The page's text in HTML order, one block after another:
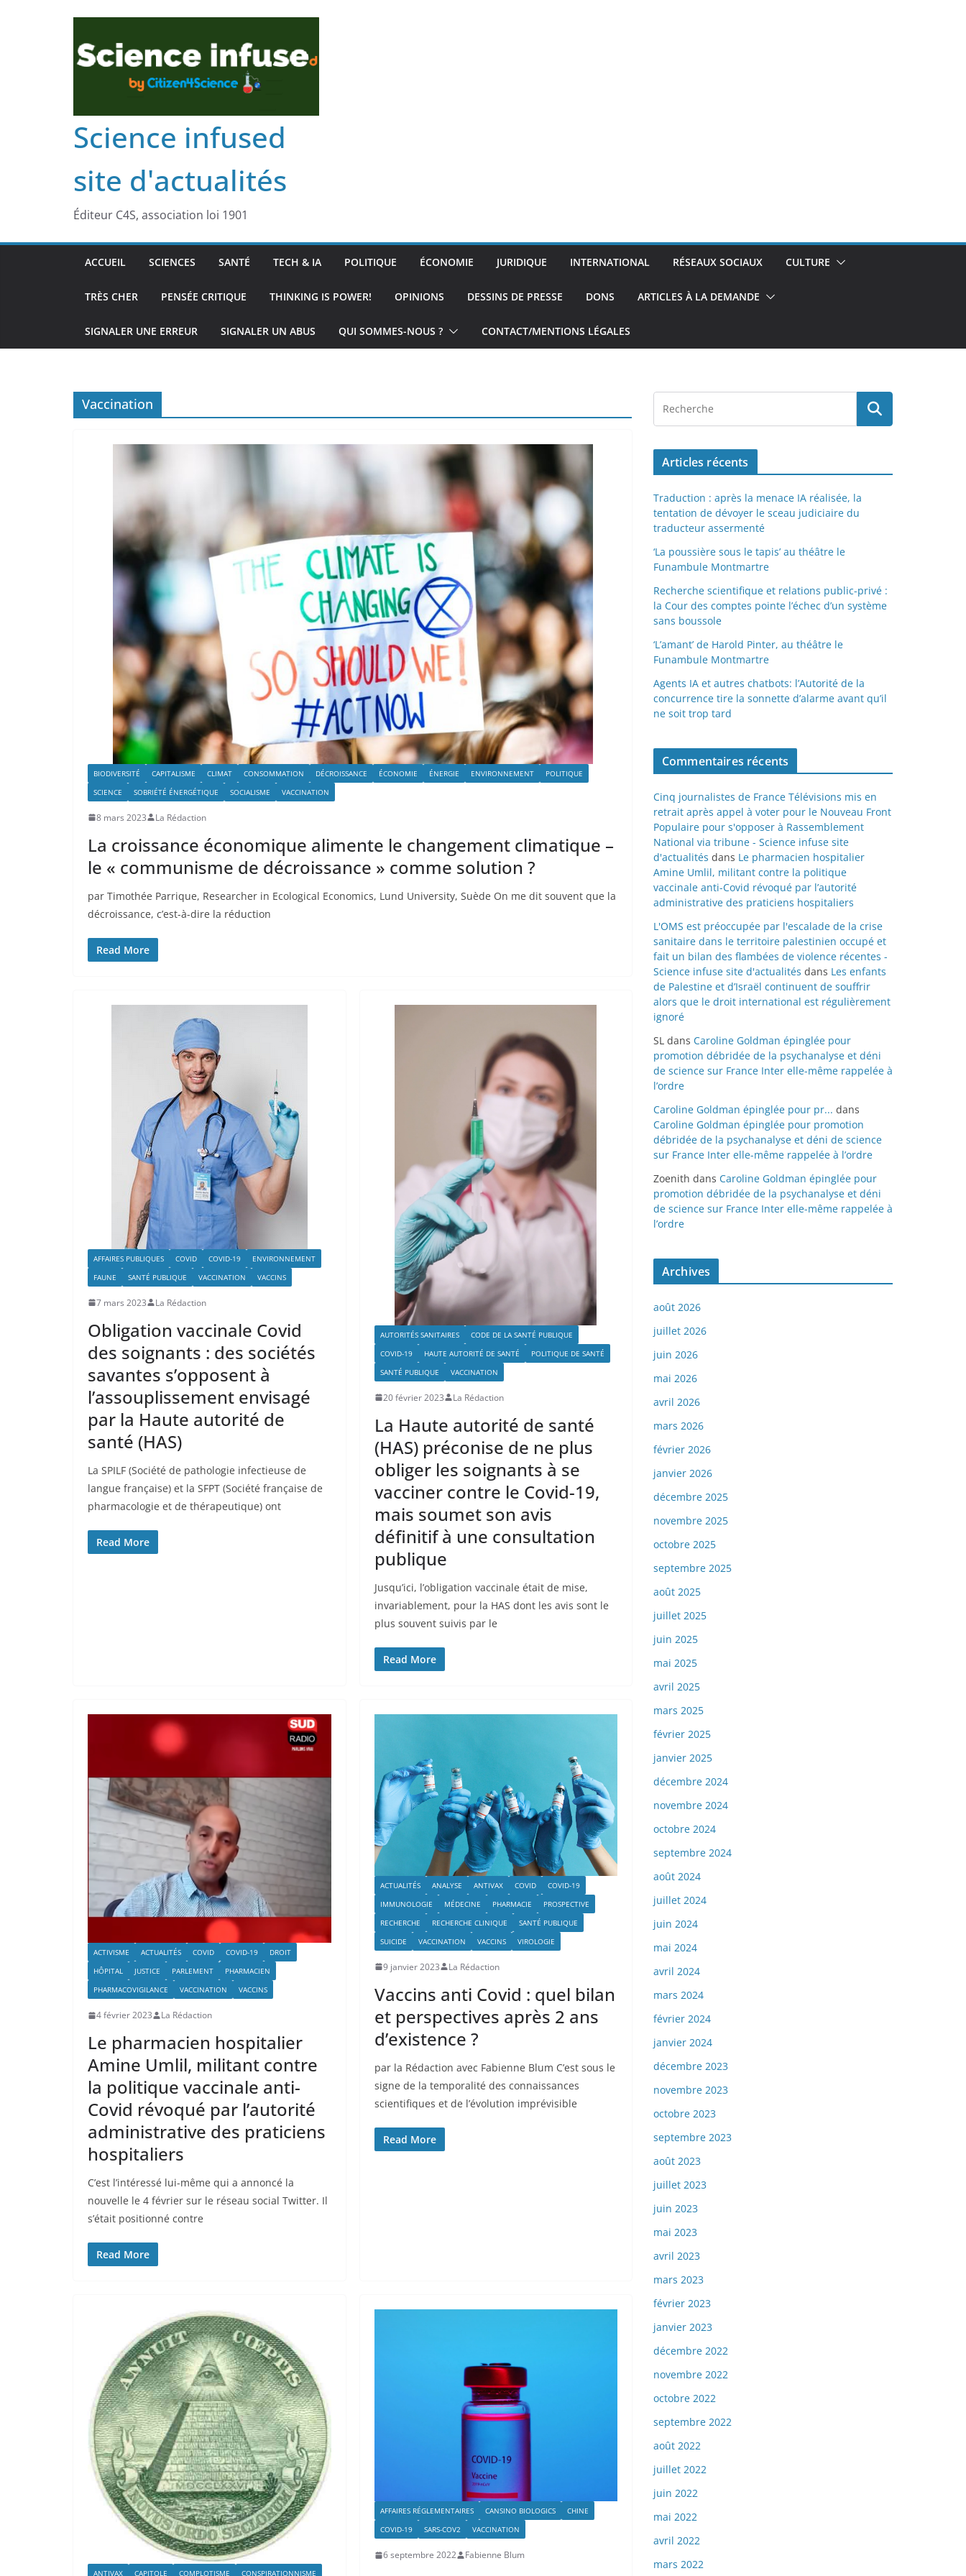
Science infused
site d'actualités
Éditeur C4S, association loi 1901
ACCUEIL SCIENCES SANTÉ TECH & IA POLITIQUE ÉCONOMIE JURIDIQUE INTERNATIONAL RÉSEAUX SOCIAUX CULTURE
TRÈS CHER PENSÉE CRITIQUE THINKING IS POWER! OPINIONS DESSINS DE PRESSE DONS ARTICLES À LA DEMANDE
SIGNALER UNE ERREUR SIGNALER UN ABUS QUI SOMMES-NOUS ? CONTACT/MENTIONS LÉGALES
Vaccination
BIODIVERSITÉ CAPITALISME CLIMAT CONSOMMATION DÉCROISSANCE ÉCONOMIE ÉNERGIE ENVIRONNEMENT
POLITIQUE
SCIENCE
SOBRIÉTÉ ÉNERGÉTIQUE SOCIALISME VACCINATION
8 mars 2023 La Rédaction
La croissance économique alimente le changement climatique –
le « communisme de décroissance » comme solution ?
par Timothée Parrique, Researcher in Ecological Economics, Lund University, Suède On me dit souvent que la
décroissance, c’est-à-dire la réduction
Read More
AFFAIRES PUBLIQUES COVID COVID-19
ENVIRONNEMENT
FAUNE
SANTÉ PUBLIQUE VACCINATION VACCINS
7 mars 2023 La Rédaction
Obligation vaccinale Covid
des soignants : des sociétés
savantes s’opposent à
l’assouplissement envisagé
par la Haute autorité de
santé (HAS)
La SPILF (Société de pathologie infectieuse de
langue française) et la SFPT (Société française de
pharmacologie et de thérapeutique) ont
Read More
AUTORITÉS SANITAIRES
CODE DE LA SANTÉ PUBLIQUE
COVID-19
HAUTE AUTORITÉ DE SANTÉ
POLITIQUE DE SANTÉ
SANTÉ PUBLIQUE
VACCINATION
20 février 2023 La Rédaction
La Haute autorité de santé
(HAS) préconise de ne plus
obliger les soignants à se
vacciner contre le Covid-19,
mais soumet son avis
définitif à une consultation
publique
Jusqu’ici, l’obligation vaccinale était de mise,
invariablement, pour la HAS dont les avis sont le
plus souvent suivis par le
Read More
ACTIVISME ACTUALITÉS COVID COVID-19
DROIT
HÔPITAL
JUSTICE PARLEMENT
PHARMACIEN
PHARMACOVIGILANCE
VACCINATION VACCINS
4 février 2023 La Rédaction
Le pharmacien hospitalier
Amine Umlil, militant contre
la politique vaccinale anti-
Covid révoqué par l’autorité
administrative des praticiens
hospitaliers
C’est l’intéressé lui-même qui a annoncé la
nouvelle le 4 février sur le réseau social Twitter. Il
s’était positionné contre
Read More
ACTUALITÉS ANALYSE ANTIVAX COVID
COVID-19
IMMUNOLOGIE
MÉDECINE PHARMACIE
PROSPECTIVE
RECHERCHE
RECHERCHE CLINIQUE
SANTÉ PUBLIQUE
SUICIDE
VACCINATION VACCINS VIROLOGIE
9 janvier 2023 La Rédaction
Vaccins anti Covid : quel bilan
et perspectives après 2 ans
d’existence ?
par la Rédaction avec Fabienne Blum C’est sous le
signe de la temporalité des connaissances
scientifiques et de l’évolution imprévisible
Read More
ANTIVAX CAPITOLE COMPLOTISME CONSPIRATIONNISME
AFFAIRES RÉGLEMENTAIRES CANSINO BIOLOGICS
CHINE
COVID-19
SARS-COV2 VACCINATION
6 septembre 2022 Fabienne Blum
Articles récents
Traduction : après la menace IA réalisée, la
tentation de dévoyer le sceau judiciaire du
traducteur assermenté
‘La poussière sous le tapis’ au théâtre le
Funambule Montmartre
Recherche scientifique et relations public-privé :
la Cour des comptes pointe l’échec d’un système
sans boussole
‘L’amant’ de Harold Pinter, au théâtre le
Funambule Montmartre
Agents IA et autres chatbots: l’Autorité de la
concurrence tire la sonnette d’alarme avant qu’il
ne soit trop tard
Commentaires récents
Cinq journalistes de France Télévisions mis en
retrait après appel à voter pour le Nouveau Front
Populaire pour s'opposer à Rassemblement
National via tribune - Science infuse site
d'actualités dans Le pharmacien hospitalier
Amine Umlil, militant contre la politique
vaccinale anti-Covid révoqué par l’autorité
administrative des praticiens hospitaliers
L'OMS est préoccupée par l'escalade de la crise
sanitaire dans le territoire palestinien occupé et
fait un bilan des flambées de violence récentes -
Science infuse site d'actualités dans Les enfants
de Palestine et d’Israël continuent de souffrir
alors que le droit international est régulièrement
ignoré
SL dans Caroline Goldman épinglée pour
promotion débridée de la psychanalyse et déni
de science sur France Inter elle-même rappelée à
l’ordre
Caroline Goldman épinglée pour pr... dans
Caroline Goldman épinglée pour promotion
débridée de la psychanalyse et déni de science
sur France Inter elle-même rappelée à l’ordre
Zoenith dans Caroline Goldman épinglée pour
promotion débridée de la psychanalyse et déni
de science sur France Inter elle-même rappelée à
l’ordre
Archives
août 2026
juillet 2026
juin 2026
mai 2026
avril 2026
mars 2026
février 2026
janvier 2026
décembre 2025
novembre 2025
octobre 2025
septembre 2025
août 2025
juillet 2025
juin 2025
mai 2025
avril 2025
mars 2025
février 2025
janvier 2025
décembre 2024
novembre 2024
octobre 2024
septembre 2024
août 2024
juillet 2024
juin 2024
mai 2024
avril 2024
mars 2024
février 2024
janvier 2024
décembre 2023
novembre 2023
octobre 2023
septembre 2023
août 2023
juillet 2023
juin 2023
mai 2023
avril 2023
mars 2023
février 2023
janvier 2023
décembre 2022
novembre 2022
octobre 2022
septembre 2022
août 2022
juillet 2022
juin 2022
mai 2022
avril 2022
mars 2022